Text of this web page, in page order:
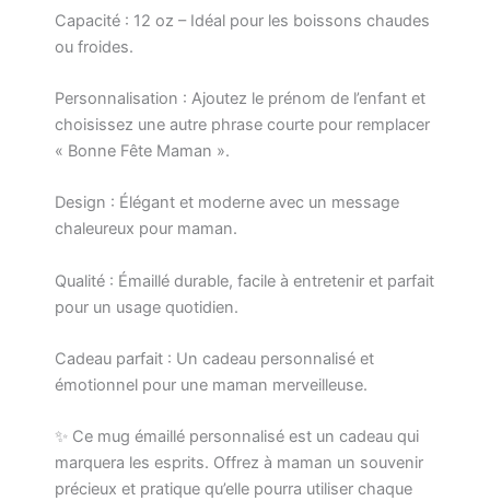
Capacité : 12 oz – Idéal pour les boissons chaudes
ou froides.
Personnalisation : Ajoutez le prénom de l’enfant et
choisissez une autre phrase courte pour remplacer
« Bonne Fête Maman ».
Design : Élégant et moderne avec un message
chaleureux pour maman.
Qualité : Émaillé durable, facile à entretenir et parfait
pour un usage quotidien.
Cadeau parfait : Un cadeau personnalisé et
émotionnel pour une maman merveilleuse.
✨ Ce mug émaillé personnalisé est un cadeau qui
marquera les esprits. Offrez à maman un souvenir
précieux et pratique qu’elle pourra utiliser chaque